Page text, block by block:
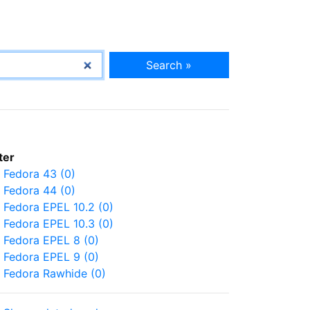
Search »
Fedora 43 (0)
Fedora 44 (0)
Fedora EPEL 10.2 (0)
Fedora EPEL 10.3 (0)
Fedora EPEL 8 (0)
Fedora EPEL 9 (0)
Fedora Rawhide (0)